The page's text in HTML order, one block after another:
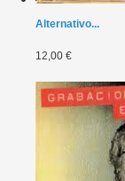
Alternativo...
12,00 €